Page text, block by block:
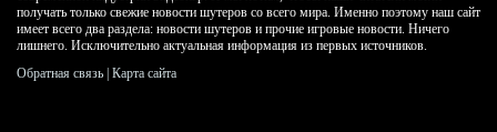
получать только свежие новости шутеров со всего мира. Именно поэтому наш сайт
имеет всего два раздела: новости шутеров и прочие игровые новости. Ничего
лишнего. Исключительно актуальная информация из первых источников.
Обратная связь Карта сайта